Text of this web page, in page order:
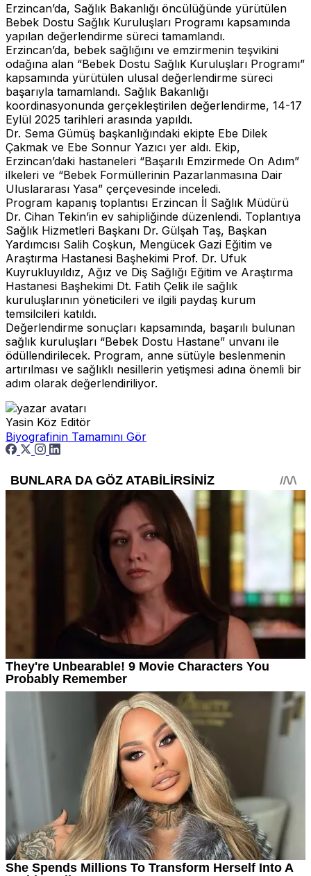
Erzincan’da, Sağlık Bakanlığı öncülüğünde yürütülen
Bebek Dostu Sağlık Kuruluşları Programı kapsamında
yapılan değerlendirme süreci tamamlandı.
Erzincan’da, bebek sağlığını ve emzirmenin teşvikini
odağına alan “Bebek Dostu Sağlık Kuruluşları Programı”
kapsamında yürütülen ulusal değerlendirme süreci
başarıyla tamamlandı. Sağlık Bakanlığı
koordinasyonunda gerçekleştirilen değerlendirme, 14-17
Eylül 2025 tarihleri arasında yapıldı.
Dr. Sema Gümüş başkanlığındaki ekipte Ebe Dilek
Çakmak ve Ebe Sonnur Yazıcı yer aldı. Ekip,
Erzincan’daki hastaneleri “Başarılı Emzirmede On Adım”
ilkeleri ve “Bebek Formüllerinin Pazarlanmasına Dair
Uluslararası Yasa” çerçevesinde inceledi.
Program kapanış toplantısı Erzincan İl Sağlık Müdürü
Dr. Cihan Tekin’in ev sahipliğinde düzenlendi. Toplantıya
Sağlık Hizmetleri Başkanı Dr. Gülşah Taş, Başkan
Yardımcısı Salih Coşkun, Mengücek Gazi Eğitim ve
Araştırma Hastanesi Başhekimi Prof. Dr. Ufuk
Kuyrukluyıldız, Ağız ve Diş Sağlığı Eğitim ve Araştırma
Hastanesi Başhekimi Dt. Fatih Çelik ile sağlık
kuruluşlarının yöneticileri ve ilgili paydaş kurum
temsilcileri katıldı.
Değerlendirme sonuçları kapsamında, başarılı bulunan
sağlık kuruluşları “Bebek Dostu Hastane” unvanı ile
ödüllendirilecek. Program, anne sütüyle beslenmenin
artırılması ve sağlıklı nesillerin yetişmesi adına önemli bir
adım olarak değerlendiriliyor.
Yasin Köz Editör
Biyografinin Tamamını Gör